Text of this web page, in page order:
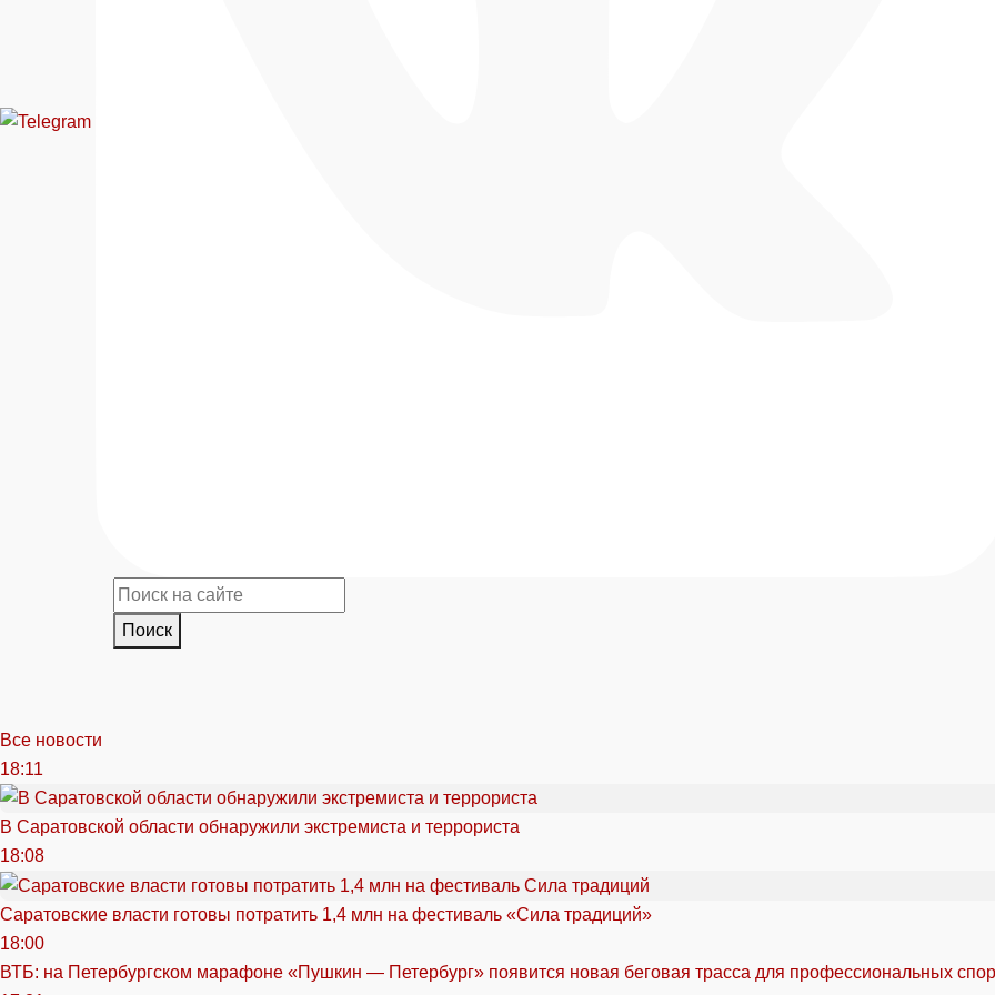
Поиск
Все новости
18:11
В Саратовской области обнаружили экстремиста и террориста
18:08
Саратовские власти готовы потратить 1,4 млн на фестиваль «Сила традиций»
18:00
ВТБ: на Петербургском марафоне «Пушкин — Петербург» появится новая беговая трасса для профессиональных